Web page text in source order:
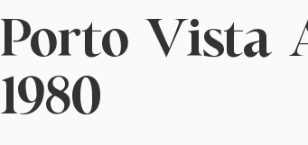
Porto Vista
1980